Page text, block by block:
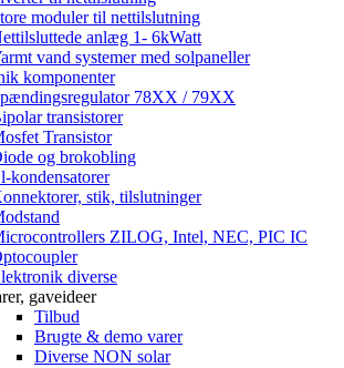
moduler til nettilslutning
anlæg 1- 6kWatt
vand systemer med solpaneller
komponenter
78XX / 79XX
transistorer
Transistor
og brokobling
kondensatorer
stik, tilslutninger
ZILOG, Intel, NEC, PIC IC
diverse
gaveideer
Tilbud
Brugte & demo varer
Diverse NON solar